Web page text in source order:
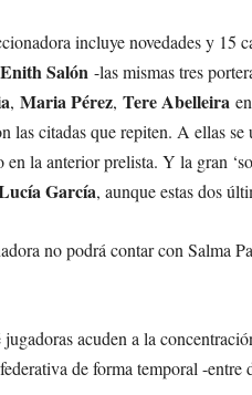
incluye novedades y 15
Enith Salón -las mismas tres
, Maria Pérez, Tere Abelleira
las citadas que repiten. A ellas se
la anterior prelista. Y la gran
García, aunque estas dos
no podrá contar con Salma
jugadoras acuden a la
de forma temporal -